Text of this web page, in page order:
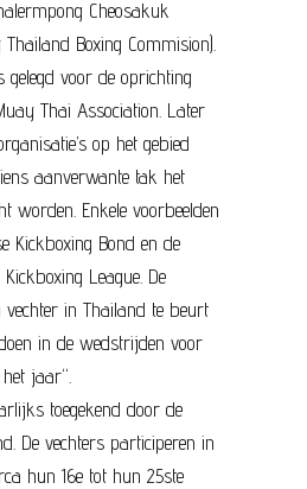
Cheosakuk
Thailand Boxing Commision).
voor de oprichting
Thai Association. Later
op het gebied
aanverwante tak het
worden. Enkele voorbeelden
Kickboxing Bond en de
League. De
vechter in Thailand te beurt
in de wedstrijden voor
jaar“.
toegekend door de
De vechters participeren in
hun 16e tot hun 25ste